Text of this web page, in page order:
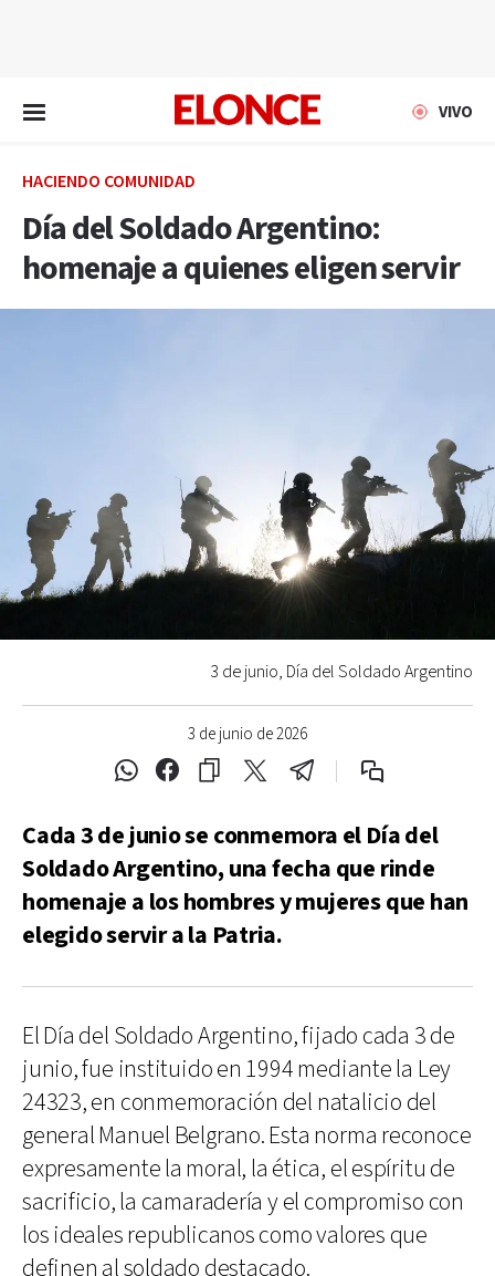
VIVO
HACIENDO COMUNIDAD
Día del Soldado Argentino:
homenaje a quienes eligen servir
3 de junio de 2026
3 de junio, Día del Soldado Argentino
Cada 3 de junio se conmemora el Día del
Soldado Argentino, una fecha que rinde
homenaje a los hombres y mujeres que han
elegido servir a la Patria.
El Día del Soldado Argentino, fijado cada 3 de
junio, fue instituido en 1994 mediante la Ley
24323, en conmemoración del natalicio del
general Manuel Belgrano. Esta norma reconoce
expresamente la moral, la ética, el espíritu de
sacrificio, la camaradería y el compromiso con
los ideales republicanos como valores que
definen al soldado destacado.